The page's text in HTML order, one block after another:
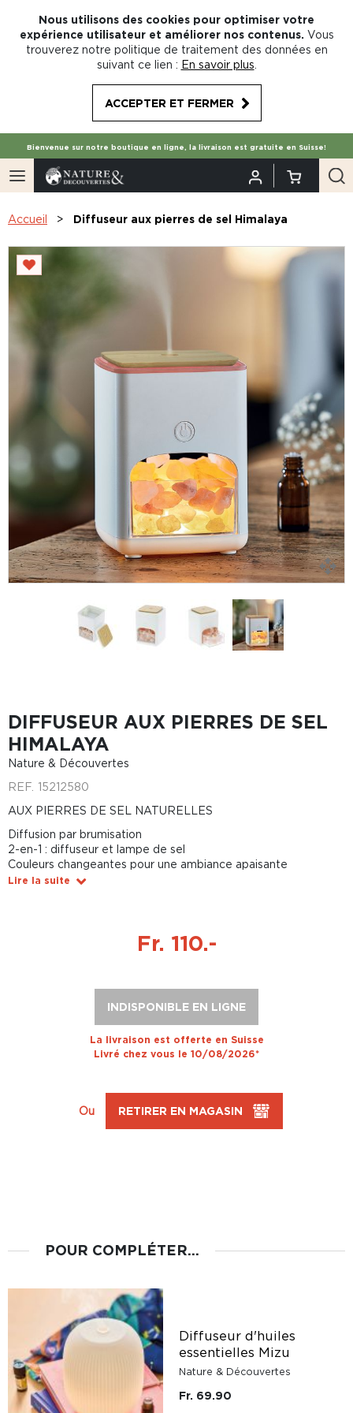
Nous utilisons des cookies pour optimiser votre
expérience utilisateur et améliorer nos contenus. Vous
trouverez notre politique de traitement des données en
suivant ce lien : En savoir plus
ACCEPTER ET FERMER
Bienvenue sur notre boutique en ligne, la livraison est gratuite en Suisse!
Accueil Diffuseur aux pierres de sel Himalaya
DIFFUSEUR AUX PIERRES DE SEL
HIMALAYA
Nature & Découvertes
REF. 15212580
AUX PIERRES DE SEL NATURELLES
Diffusion par brumisation
2-en-1 : diffuseur et lampe de sel
Couleurs changeantes pour une ambiance apaisante
Lire la suite
Fr. 110.-
INDISPONIBLE EN LIGNE
La livraison est offerte en Suisse
Livré chez vous le 10/08/2026*
Ou RETIRER EN MAGASIN
POUR COMPLÉTER...
Diffuseur d'huiles
essentielles Mizu
Nature & Découvertes
Fr. 69.90